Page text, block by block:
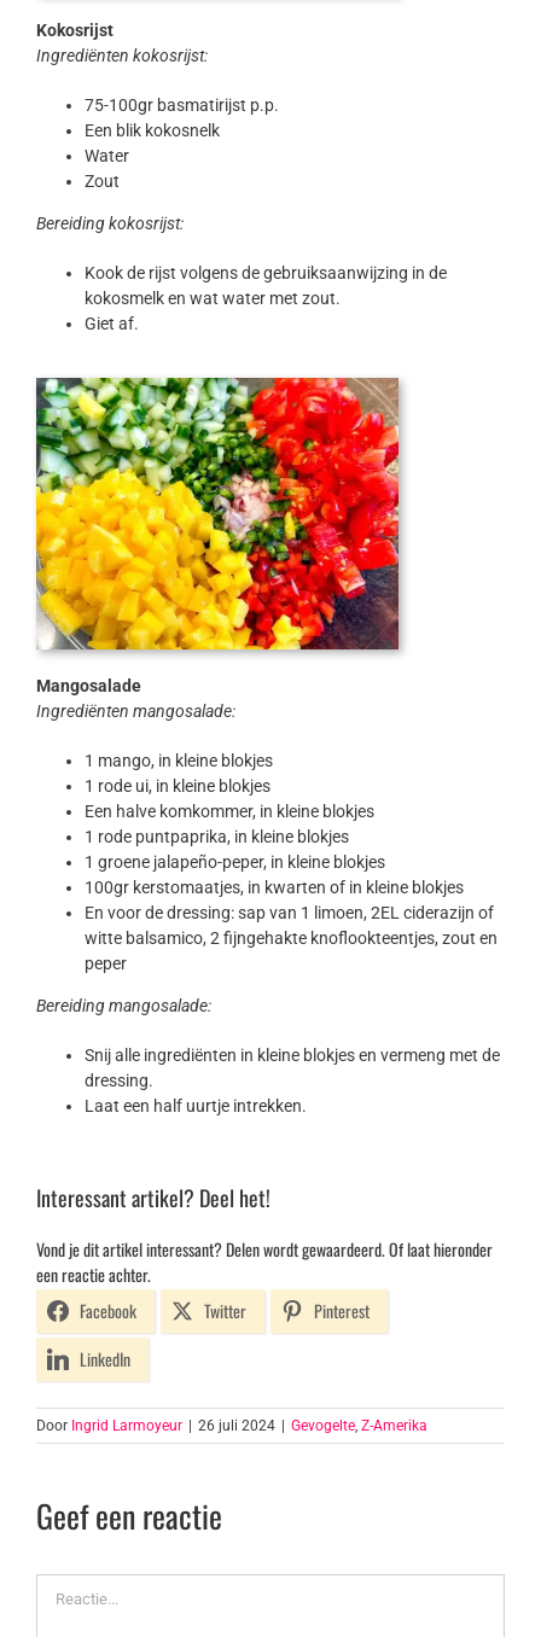
Kokosrijst
Ingrediënten kokosrijst:
75-100gr basmatirijst p.p.
Een blik kokosnelk
Water
Zout
Bereiding kokosrijst:
Kook de rijst volgens de gebruiksaanwijzing in de
kokosmelk en wat water met zout.
Giet af.
Mangosalade
Ingrediënten mangosalade:
1 mango, in kleine blokjes
1 rode ui, in kleine blokjes
Een halve komkommer, in kleine blokjes
1 rode puntpaprika, in kleine blokjes
1 groene jalapeño-peper, in kleine blokjes
100gr kerstomaatjes, in kwarten of in kleine blokjes
En voor de dressing: sap van 1 limoen, 2EL ciderazijn of
witte balsamico, 2 fijngehakte knoflookteentjes, zout en
peper
Bereiding mangosalade:
Snij alle ingrediënten in kleine blokjes en vermeng met de
dressing.
Laat een half uurtje intrekken.
Interessant artikel? Deel het!
Vond je dit artikel interessant? Delen wordt gewaardeerd. Of laat hieronder
een reactie achter.
Facebook
Twitter
Pinterest
LinkedIn
Door Ingrid Larmoyeur 26 juli 2024 Gevogelte, Z-Amerika
Geef een reactie